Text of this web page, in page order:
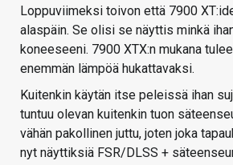
Loppuviimeksi toivon että 7900
alaspäin. Se olisi se näyttis minkä
koneeseeni. 7900 XTX:n mukana
enemmän lämpöä hukattavaksi.
Kuitenkin käytän itse peleissä ihan
tuntuu olevan kuitenkin tuon
vähän pakollinen juttu, joten joka
nyt näyttiksiä FSR/DLSS +